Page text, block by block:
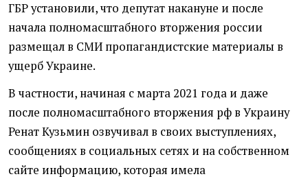
ГБР установили, что депутат накануне и после
начала полномасштабного вторжения россии
размещал в СМИ пропагандистские материалы в
ущерб Украине.
В частности, начиная с марта 2021 года и даже
после полномасштабного вторжения рф в Украину
Ренат Кузьмин озвучивал в своих выступлениях,
сообщениях в социальных сетях и на собственном
сайте информацию, которая имела